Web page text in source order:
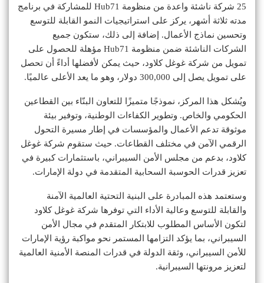
25 شركة ناشئة واعدة من منظومة Hub71 للمشاركة في برنامج
مدته ثلاثة أشهر، يركز على استراتيجيات النمو القابلة للتوسع
وتحسين نماذج الأعمال. إضافة إلى ذلك، ستكون جميع
الشركات الناشئة ضمن منظومة Hub71 مؤهلة للحصول على
تمويل من شركة غوغل كلاود، حيث يمكن لأفضلها أداءً أن تحصل
على تمويل يصل إلى 300,000 دولار، وهو ما يعد الأعلى عالميًا.
ويُشكل هذا المركز، نموذجًا متميزًا للتعاون البنّاء بين القطاعين
الحكومي والخاص. وتطوير الكفاءات الوطنية، وتوفير بيئة
موثوقة تدعم الأعمال والمؤسسات في إطار مسيرة التحول
الرقمي الآمن في مختلف القطاعات. حيث ستقوم شركة غوغل
كلاود، بدعم من مجلس الأمن السيبراني، باستثمارات كبيرة في
تعزيز قدرات الحوسبة السحابية المتقدمة في دولة الإمارات.
وستعتمد هذه المبادرة على البنية التحتية العالمية الآمنة
والقابلة للتوسع وعالية الأداء التي توفرها شركة غوغل كلاود
لتكون الأساس المطلوب للابتكار المتقدم في مجال الأمن
السيبراني، بما يؤكد التزامها المستمر نحو مواكبة رؤية الإمارات
للأمن السيبراني، وثقة الدولة في قدرات المنصة الأمنية العالمية
لتعزيز مرونتها السيبرانية.